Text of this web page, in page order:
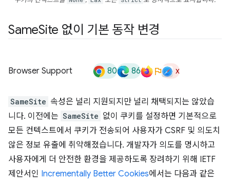
SameSite 없이 기본 동작 변경
Browser Support 80 86 x
SameSite 속성은 널리 지원되지만 널리 채택되지는 않았습
니다. 이전에는 SameSite 없이 쿠키를 설정하면 기본적으로
모든 컨텍스트에서 쿠키가 전송되어 사용자가 CSRF 및 의도치
않은 정보 유출에 취약해졌습니다. 개발자가 의도를 명시하고
사용자에게 더 안전한 환경을 제공하도록 장려하기 위해 IETF
제안서인 Incrementally Better Cookies에서는 다음과 같은